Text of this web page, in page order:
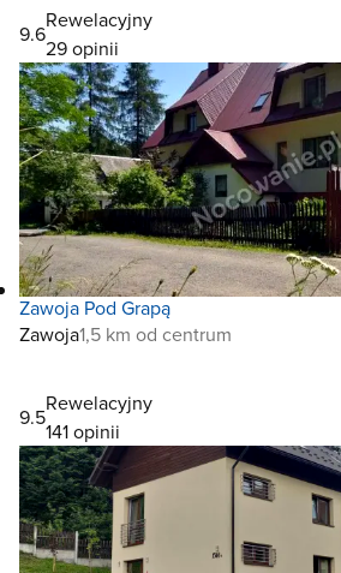
9.6
Rewelacyjny
29 opinii
Zawoja Pod Grapą
Zawoja1,5 km od centrum
9.5
Rewelacyjny
141 opinii